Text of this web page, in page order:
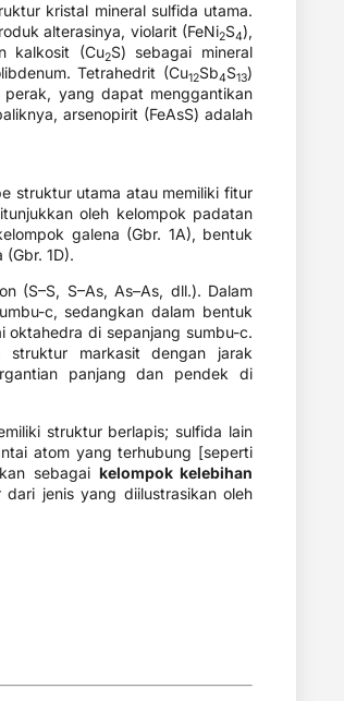
kristal mineral sulfida utama.
alterasinya, violarit (FeNi2S4​),
kalkosit (Cu2​S) sebagai mineral
Tetrahedrit (Cu12​Sb4​S13​)
perak, yang dapat menggantikan
arsenopirit (FeAsS) adalah
struktur utama atau memiliki fitur
oleh kelompok padatan
galena (Gbr. 1A), bentuk
1D).
(S–S, S–As, As–As, dll.). Dalam
c, sedangkan dalam bentuk
di sepanjang sumbu-c.
struktur markasit dengan jarak
panjang dan pendek di
struktur berlapis; sulfida lain
atom yang terhubung [seperti
sebagai kelompok kelebihan
jenis yang diilustrasikan oleh